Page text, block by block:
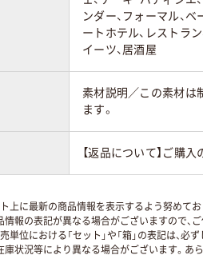
ンダー、フォーマル、ベ
ートホテル、レストラン
イーツ、居酒屋
素材説明／この素材は
ます。
【返品について】ご購
上に最新の商品情報を表示するよう努めてお
報の表記が異なる場合がございますので、
単位における「セット」や「箱」の表記は、
状況等により異なる場合がございます。あ